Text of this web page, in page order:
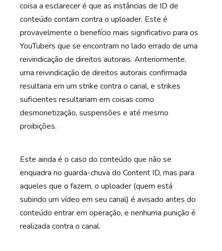
coisa a esclarecer é que as instâncias de ID de
conteúdo contam contra o uploader. Este é
provavelmente o benefício mais significativo para os
YouTubers que se encontram no lado errado de uma
reivindicação de direitos autorais. Anteriormente,
uma reivindicação de direitos autorais confirmada
resultaria em um strike contra o canal, e strikes
suficientes resultariam em coisas como
desmonetização, suspensões e até mesmo
proibições.
Este ainda é o caso do conteúdo que não se
enquadra no guarda-chuva do Content ID, mas para
aqueles que o fazem, o uploader (quem está
subindo um vídeo em seu canal) é avisado antes do
conteúdo entrar em operação, e nenhuma punição é
realizada contra o canal.